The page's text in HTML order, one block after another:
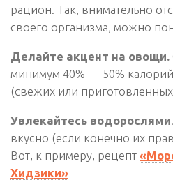
рацион. Так, внимательно
своего организма, можно
Делайте акцент на овощи.
минимум 40% — 50%
(свежих или
Увлекайтесь водорослями
вкусно (если конечно их
Вот, к примеру, рецепт
Хидзики»